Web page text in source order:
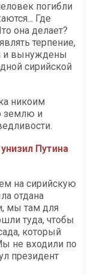
погибли
Где
она делает?
терпение,
и вынуждены
сирийской
никоим
землю и
Путина
на сирийскую
отдана
мы там для
туда, чтобы
который
не входили по
президент